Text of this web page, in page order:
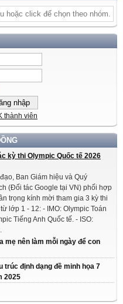
thành viên
kỳ thi Olympic Quốc tế 2026
Ban Giám hiệu và Quý
(Đối tác Google tại VN) phối hợp
trọng kính mời tham gia 3 kỳ thi
lớp 1 - 12: - IMO: Olympic Toán
Tiếng Anh Quốc tế. - ISO:
mẹ nên làm mỗi ngày để con
trúc định dạng đề minh họa 7
2025